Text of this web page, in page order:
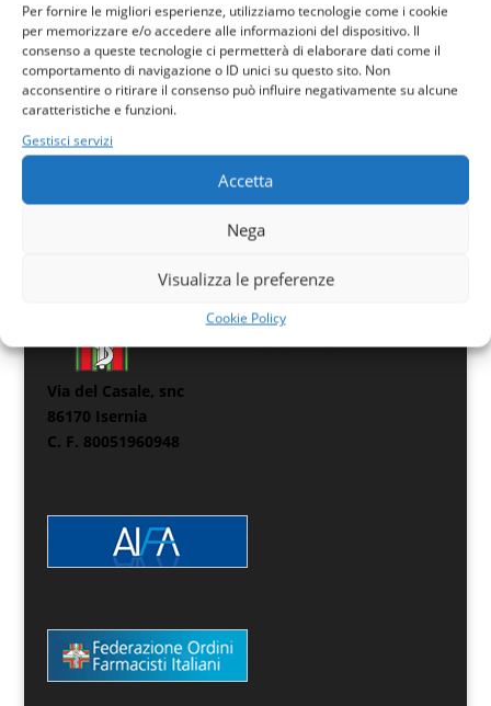
Per fornire le migliori esperienze, utilizziamo tecnologie come i cookie
per memorizzare e/o accedere alle informazioni del dispositivo. Il
consenso a queste tecnologie ci permetterà di elaborare dati come il
comportamento di navigazione o ID unici su questo sito. Non
acconsentire o ritirare il consenso può influire negativamente su alcune
caratteristiche e funzioni.
Gestisci servizi
Accetta
Nega
Visualizza le preferenze
Cookie Policy
Via del Casale, snc
86170 Isernia
C. F. 80051960948